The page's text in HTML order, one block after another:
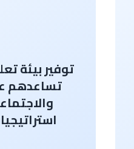
توفير بيئة
تساعدهم